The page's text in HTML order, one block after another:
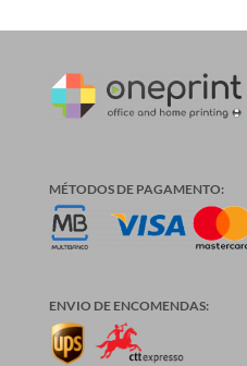
MÉTODOS DE PAGAMENTO:
ENVIO DE ENCOMENDAS: